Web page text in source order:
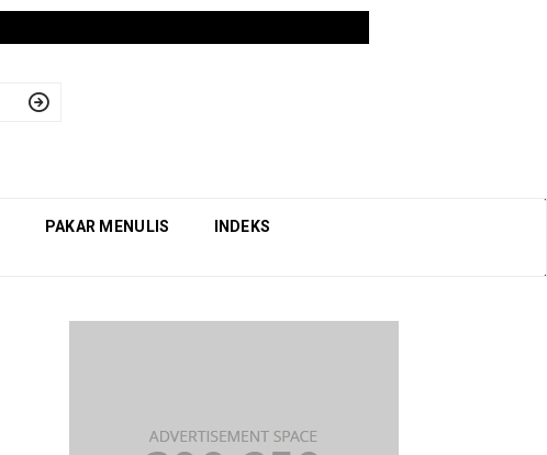
PAKAR MENULIS INDEKS